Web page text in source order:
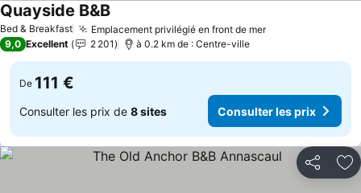
Bed & Breakfast Emplacement privilégié en front de mer
Quayside B&B
9,0 Excellent 2 201 à 0.2 km de : Centre-ville
De 111 €
Consulter les prix de 8 sites Consulter les prix
Partager